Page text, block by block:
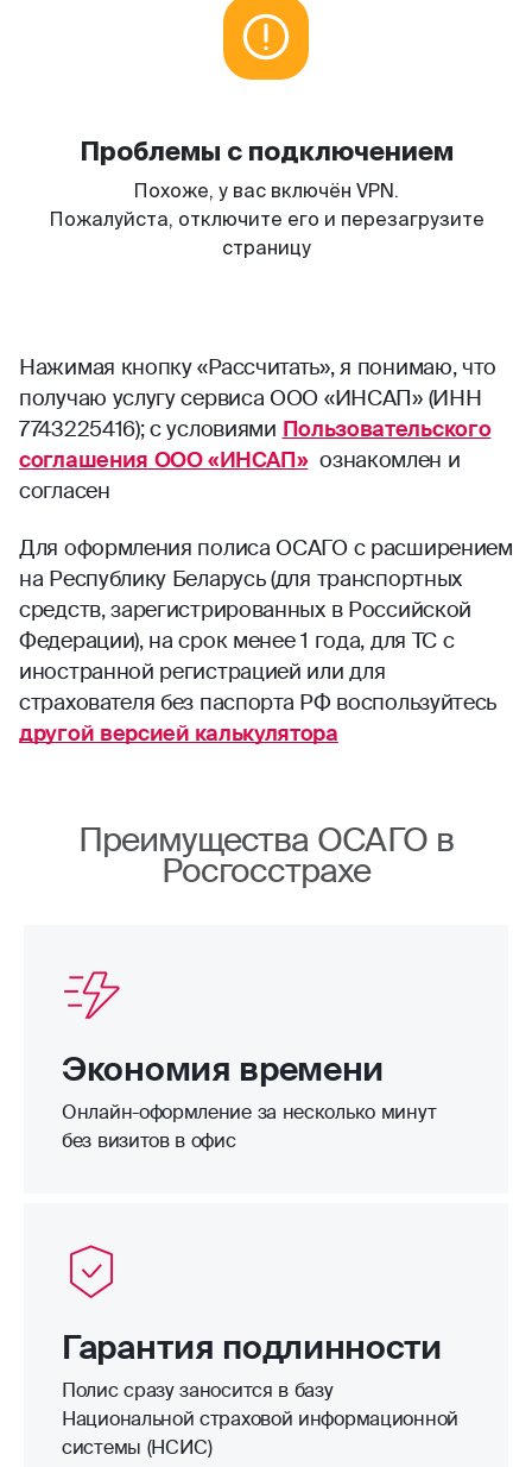
Нажимая кнопку «Рассчитать», я понимаю, что
получаю услугу сервиса ООО «ИНСАП» (ИНН
7743225416); с условиями Пользовательского
соглашения ООО «ИНСАП» ознакомлен и
согласен
Для оформления полиса ОСАГО с расширением
на Республику Беларусь (для транспортных
средств, зарегистрированных в Российской
Федерации), на срок менее 1 года, для ТС с
иностранной регистрацией или для
страхователя без паспорта РФ воспользуйтесь
другой версией калькулятора
Преимущества ОСАГО в
Росгосстрахе
Экономия времени
Онлайн-оформление за несколько минут
без визитов в офис
Гарантия подлинности
Полис сразу заносится в базу
Национальной страховой информационной
системы (НСИС)